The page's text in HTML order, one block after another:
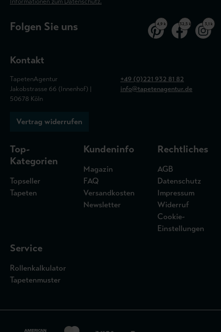
Folgen Sie uns 4,9 k 32,5 k 3,1 k
Kontakt
TapetenAgentur
Jakobstrasse 66 (Innenhof) |
50678 Köln
+49 (0)221 932 81 82
info@tapetenagentur.de
Vertrag widerrufen
Top-
Kategorien
Topseller
Tapeten
Kundeninfo
Magazin
FAQ
Versandkosten
Newsletter
Rechtliches
AGB
Datenschutz
Impressum
Widerruf
Cookie-
Einstellungen
Service
Rollenkalkulator
Tapetenmuster